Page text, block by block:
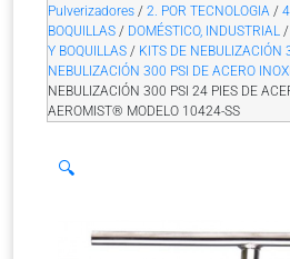
Pulverizadores / 2. POR TECNOLOGIA /
BOQUILLAS / DOMÉSTICO, INDUSTRIAL /
Y BOQUILLAS / KITS DE NEBULIZACIÓN
NEBULIZACIÓN 300 PSI DE ACERO
NEBULIZACIÓN 300 PSI 24 PIES DE
AEROMIST® MODELO 10424-SS
🔍